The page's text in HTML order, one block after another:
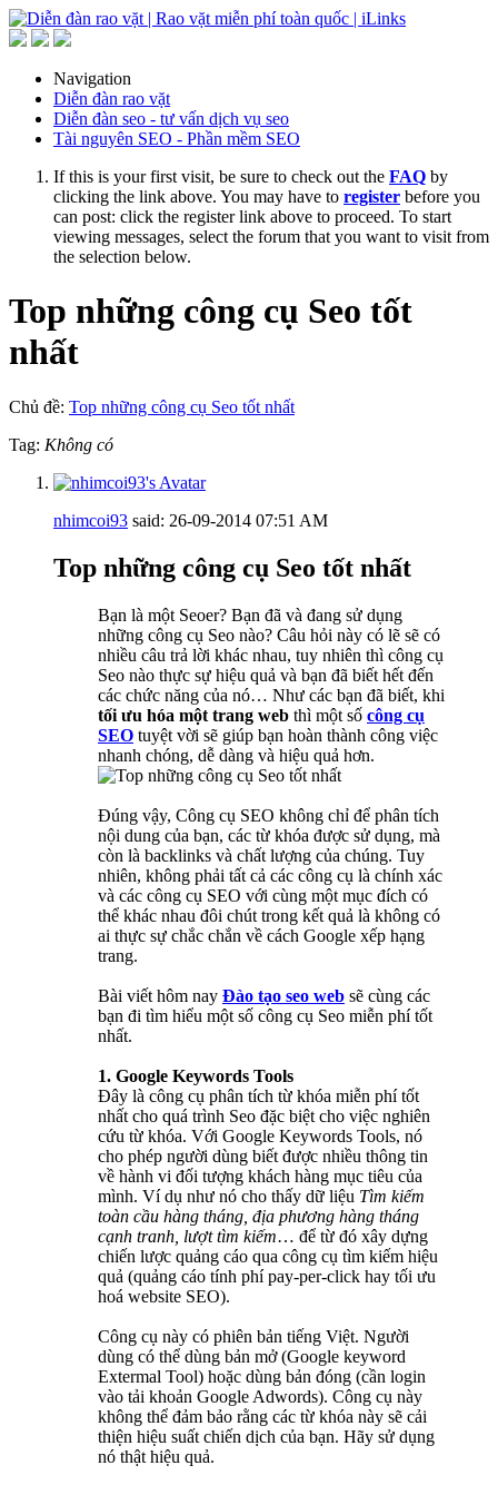
Navigation
Diễn đàn rao vặt
Diễn đàn seo - tư vấn dịch vụ seo
Tài nguyên SEO - Phần mềm SEO
If this is your first visit, be sure to check out the FAQ by
clicking the link above. You may have to register before you
can post: click the register link above to proceed. To start
viewing messages, select the forum that you want to visit from
the selection below.
Top những công cụ Seo tốt
nhất
Chủ đề: Top những công cụ Seo tốt nhất
Tag: Không có
nhimcoi93 said: 26-09-2014 07:51 AM
Top những công cụ Seo tốt nhất
Bạn là một Seoer? Bạn đã và đang sử dụng
những công cụ Seo nào? Câu hỏi này có lẽ sẽ có
nhiều câu trả lời khác nhau, tuy nhiên thì công cụ
Seo nào thực sự hiệu quả và bạn đã biết hết đến
các chức năng của nó… Như các bạn đã biết, khi
tối ưu hóa một trang web thì một số công cụ
SEO tuyệt vời sẽ giúp bạn hoàn thành công việc
nhanh chóng, dễ dàng và hiệu quả hơn.
Đúng vậy, Công cụ SEO không chỉ để phân tích
nội dung của bạn, các từ khóa được sử dụng, mà
còn là backlinks và chất lượng của chúng. Tuy
nhiên, không phải tất cả các công cụ là chính xác
và các công cụ SEO với cùng một mục đích có
thể khác nhau đôi chút trong kết quả là không có
ai thực sự chắc chắn về cách Google xếp hạng
trang.
Bài viết hôm nay Đào tạo seo web sẽ cùng các
bạn đi tìm hiểu một số công cụ Seo miễn phí tốt
nhất.
1. Google Keywords Tools
Đây là công cụ phân tích từ khóa miễn phí tốt
nhất cho quá trình Seo đặc biệt cho việc nghiên
cứu từ khóa. Với Google Keywords Tools, nó
cho phép người dùng biết được nhiều thông tin
về hành vi đối tượng khách hàng mục tiêu của
mình. Ví dụ như nó cho thấy dữ liệu Tìm kiếm
toàn cầu hàng tháng, địa phương hàng tháng
cạnh tranh, lượt tìm kiếm… để từ đó xây dựng
chiến lược quảng cáo qua công cụ tìm kiếm hiệu
quả (quảng cáo tính phí pay-per-click hay tối ưu
hoá website SEO).
Công cụ này có phiên bản tiếng Việt. Người
dùng có thể dùng bản mở (Google keyword
Extermal Tool) hoặc dùng bản đóng (cần login
vào tải khoản Google Adwords). Công cụ này
không thể đảm bảo rằng các từ khóa này sẽ cải
thiện hiệu suất chiến dịch của bạn. Hãy sử dụng
nó thật hiệu quả.